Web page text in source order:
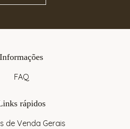
rápidos
de Venda Gerais
Informações
FAQ